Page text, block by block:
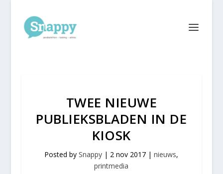
TWEE NIEUWE
PUBLIEKSBLADEN IN DE
KIOSK
Posted bySnappy | 2 nov 2017 |nieuws,
printmedia